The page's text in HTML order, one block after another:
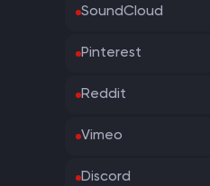
SoundCloud
Pinterest
Reddit
Vimeo
Discord